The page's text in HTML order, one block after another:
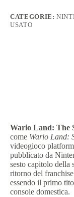
CATEGORIE:
USATO
Wario Land: The
come Wario Land:
videogioco
pubblicato da
sesto capitolo della
ritorno del
essendo il primo
console domestica.